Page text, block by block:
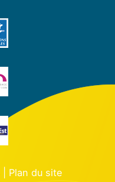
Plan du site